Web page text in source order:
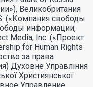
Великобритания
(«Компания свободы
информации,
Media, Inc. («Проект
for Human Rights
за права
Духовне Управлiння
Християнської